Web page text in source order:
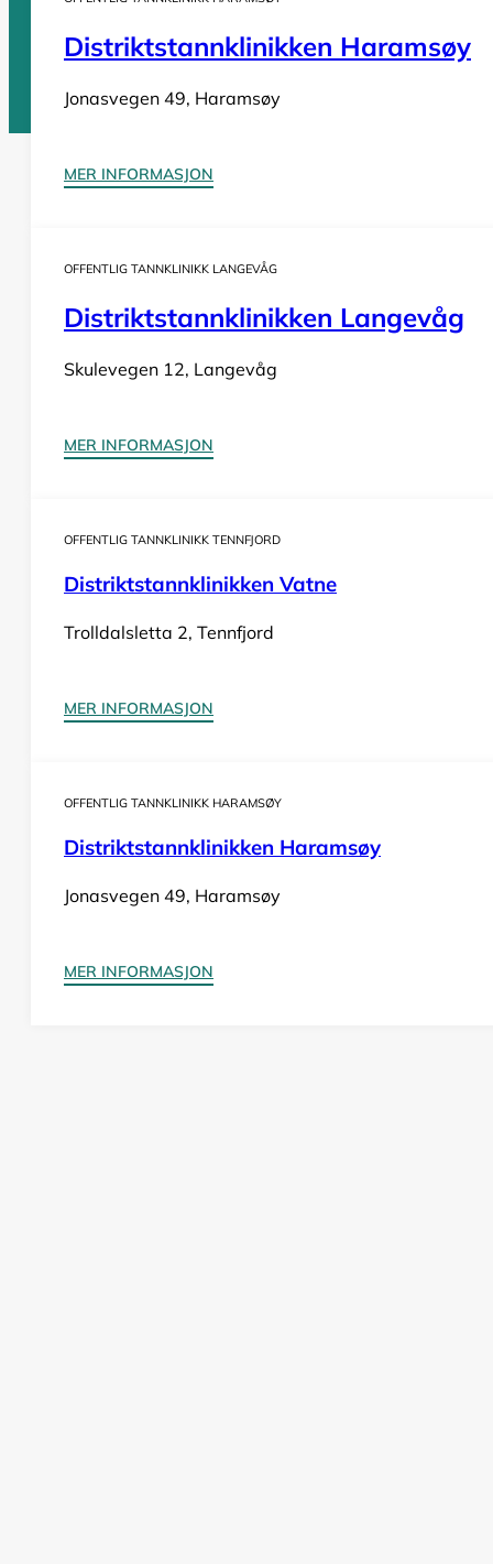
Distriktstannklinikken Haramsøy
Jonasvegen 49, Haramsøy
MER INFORMASJON
OFFENTLIG TANNKLINIKK LANGEVÅG
Distriktstannklinikken Langevåg
Skulevegen 12, Langevåg
MER INFORMASJON
OFFENTLIG TANNKLINIKK TENNFJORD
Distriktstannklinikken Vatne
Trolldalsletta 2, Tennfjord
MER INFORMASJON
OFFENTLIG TANNKLINIKK HARAMSØY
Distriktstannklinikken Haramsøy
Jonasvegen 49, Haramsøy
MER INFORMASJON
Vi er en komplett oversikt over offentlige tannklinikker i Norge.
Tannlege Norge © 2026